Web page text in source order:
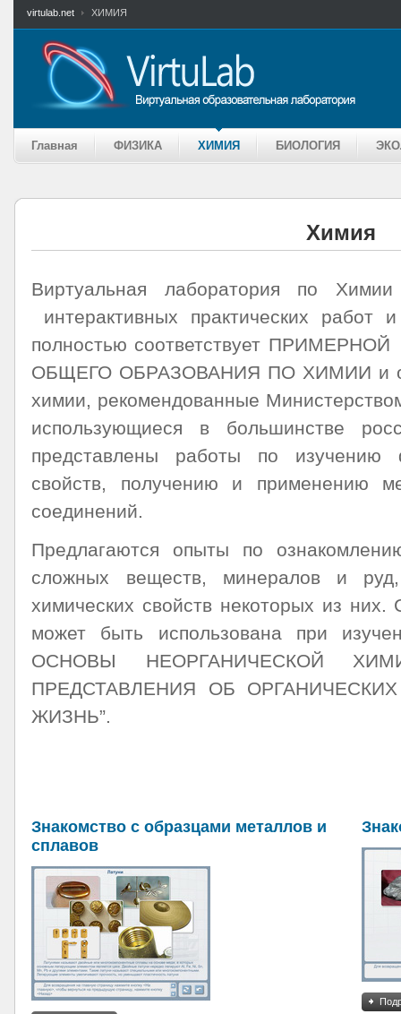
virtulab.net ХИМИЯ
Главная ФИЗИКА ХИМИЯ БИОЛОГИЯ
Химия
Виртуальная лаборатория по
интерактивных практических работ
полностью соответствует
ОБЩЕГО ОБРАЗОВАНИЯ ПО ХИМИИ и
химии, рекомендованные
использующиеся в большинстве
представлены работы по изучению
свойств, получению и применению
соединений.
Предлагаются опыты по
сложных веществ, минералов и
химических свойств некоторых из
может быть использована при
ОСНОВЫ НЕОРГАНИЧЕСКОЙ
ПРЕДСТАВЛЕНИЯ ОБ
ЖИЗНЬ”.
Знакомство с образцами металлов и
сплавов